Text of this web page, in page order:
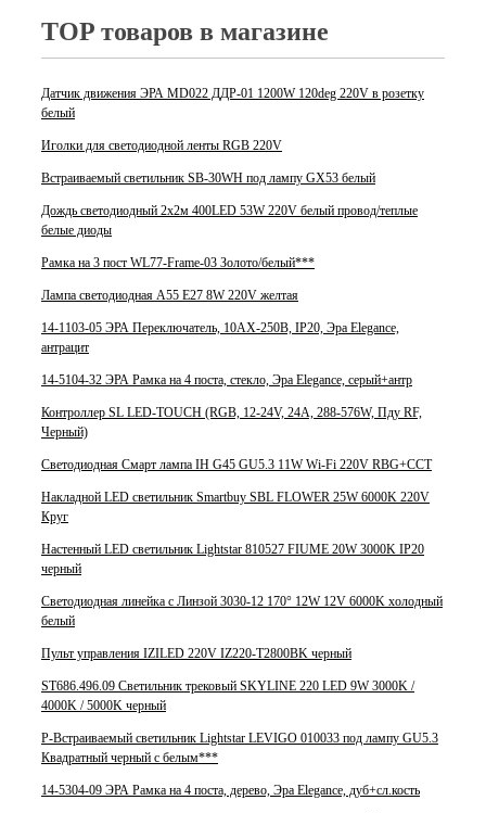
TOP товаров в магазине
Датчик движения ЭРА MD022 ДДР-01 1200W 120deg 220V в розетку
белый
Иголки для светодиодной ленты RGB 220V
Встраиваемый светильник SB-30WH под лампу GX53 белый
Дождь светодиодный 2x2м 400LED 53W 220V белый провод/теплые
белые диоды
Рамка на 3 пост WL77-Frame-03 Золото/белый***
Лампа светодиодная A55 E27 8W 220V желтая
14-1103-05 ЭРА Переключатель, 10АХ-250В, IP20, Эра Elegance,
антрацит
14-5104-32 ЭРА Рамка на 4 поста, стекло, Эра Elegance, серый+антр
Контроллер SL LED-TOUCH (RGB, 12-24V, 24A, 288-576W, Пду RF,
Черный)
Светодиодная Смарт лампа IH G45 GU5.3 11W Wi-Fi 220V RBG+CCT
Накладной LED светильник Smartbuy SBL FLOWER 25W 6000K 220V
Круг
Настенный LED светильник Lightstar 810527 FIUME 20W 3000K IP20
черный
Светодиодная линейка с Линзой 3030-12 170° 12W 12V 6000K холодный
белый
Пульт управления IZILED 220V IZ220-T2800BK черный
ST686.496.09 Светильник трековый SKYLINE 220 LED 9W 3000K /
4000K / 5000K черный
Р-Встраиваемый светильник Lightstar LEVIGO 010033 под лампу GU5.3
Квадратный черный с белым***
14-5304-09 ЭРА Рамка на 4 поста, дерево, Эра Elegance, дуб+сл.кость